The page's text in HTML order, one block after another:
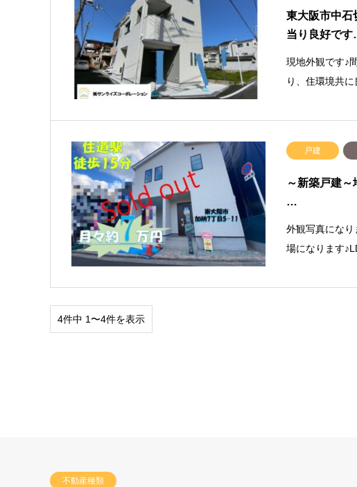
東大阪市中
当り良好で
現地外観です♪
り、住環境共
戸建
～新築戸建
…
外観写真にな
場になります
4件中 1〜4件を表示
不動産種類